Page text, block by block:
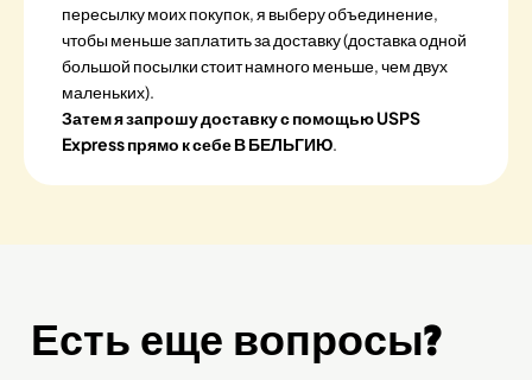
пересылку моих покупок, я выберу объединение,
чтобы меньше заплатить за доставку (доставка одной
большой посылки стоит намного меньше, чем двух
маленьких).
Затем я запрошу доставку с помощью USPS
Express прямо к себе В БЕЛЬГИЮ.
Есть еще вопросы?